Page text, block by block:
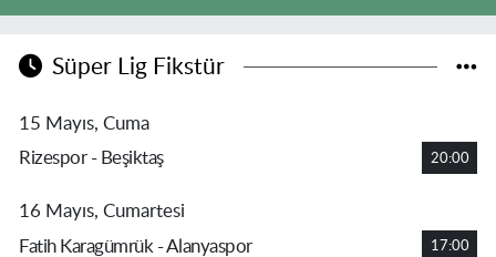
Süper Lig Fikstür
15 Mayıs, Cuma
Rizespor - Beşiktaş
20:00
16 Mayıs, Cumartesi
Fatih Karagümrük - Alanyaspor
17:00